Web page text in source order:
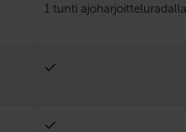
1 tunti ajoharjoitteluradalla